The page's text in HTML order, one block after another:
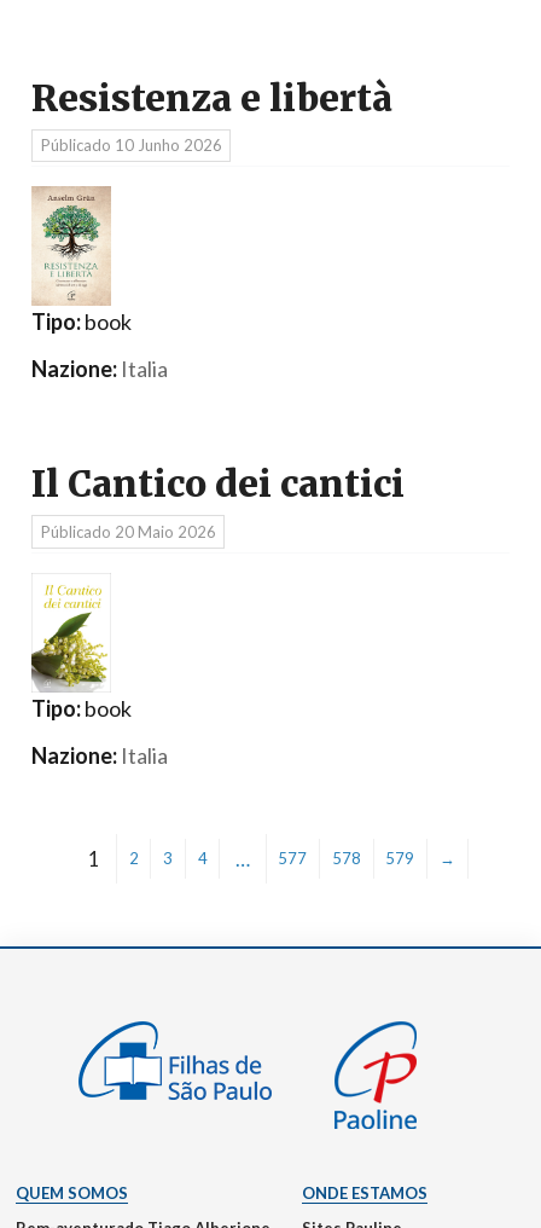
Resistenza e libertà
Públicado 10 Junho 2026
Tipo:book
Nazione: Italia
Il Cantico dei cantici
Públicado 20 Maio 2026
Tipo:book
Nazione: Italia
1 2 3 4 … 577 578 579 →
QUEM SOMOS
ONDE ESTAMOS